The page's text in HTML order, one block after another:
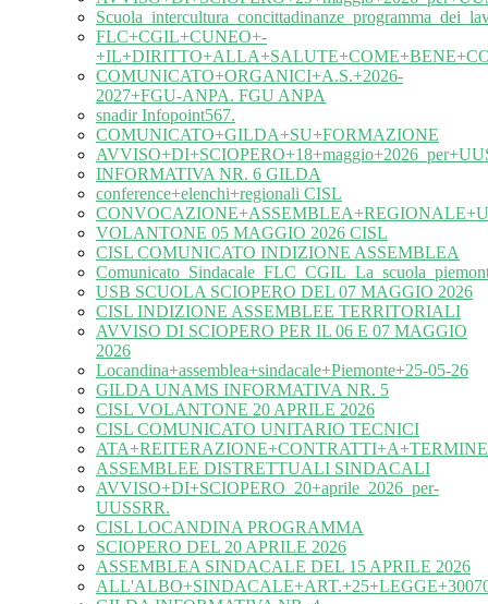
FLC+CGIL+CUNEO+-
COMUNICATO+ORGANICI+A.S.+2026-
2027+FGU-ANPA. FGU ANPA
snadir Infopoint567.
COMUNICATO+GILDA+SU+FORMAZIONE
INFORMATIVA NR. 6 GILDA
conference+elenchi+regionali CISL
VOLANTONE 05 MAGGIO 2026 CISL
CISL COMUNICATO INDIZIONE ASSEMBLEA
USB SCUOLA SCIOPERO DEL 07 MAGGIO 2026
CISL INDIZIONE ASSEMBLEE TERRITORIALI
AVVISO DI SCIOPERO PER IL 06 E 07 MAGGIO
2026
Locandina+assemblea+sindacale+Piemonte+25-05-26
GILDA UNAMS INFORMATIVA NR. 5
CISL VOLANTONE 20 APRILE 2026
CISL COMUNICATO UNITARIO TECNICI
ATA+REITERAZIONE+CONTRATTI+A+TERMINE
ASSEMBLEE DISTRETTUALI SINDACALI
AVVISO+DI+SCIOPERO_20+aprile_2026_per-
UUSSRR.
CISL LOCANDINA PROGRAMMA
SCIOPERO DEL 20 APRILE 2026
ASSEMBLEA SINDACALE DEL 15 APRILE 2026